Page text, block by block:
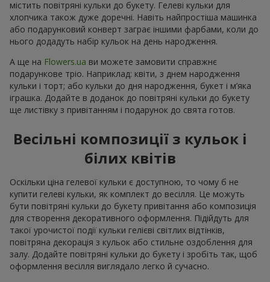
містить повітряні кульки до букету. Гелеві кульки для
хлопчика також дуже доречні. Навіть найпростіша машинка
або подарунковий конверт заграє іншими фарбами, коли до
нього додадуть набір кульок на день народження.
А ще на Flowers.ua ви можете замовити справжнє
подарункове тріо. Наприклад: квіти, з днем народження
кульки і торт; або кульки до дня народження, букет і м’яка
іграшка. Додайте в доданок до повітряні кульки до букету
ще листівку з привітанням і подарунок до свята готов.
Весільні композиції з кульок і
білих квітів
Оскільки ціна гелевої кульки є доступною, то чому б не
купити гелеві кульки, як комплект до весілля. Це можуть
бути повітряні кульки до букету привітання або композиція
для створення декоративного оформлення. Підійдуть для
такої урочистої події кульки гелієві світлих відтінків,
повітряна декорація з кульок або стильне оздоблення для
залу. Додайте повітряні кульки до букету і зробіть так, щоб
оформлення весілля виглядало легко й сучасно.